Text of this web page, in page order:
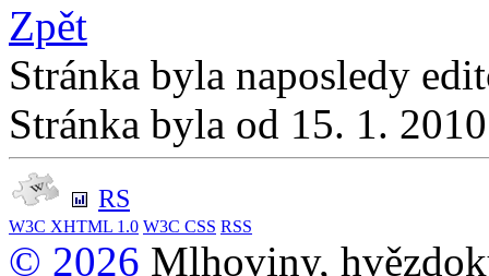
Zpět
Stránka byla naposledy
Stránka byla od 15. 1.
RS
W3C XHTML 1.0 W3C CSS RSS
© 2026 Mlhoviny,